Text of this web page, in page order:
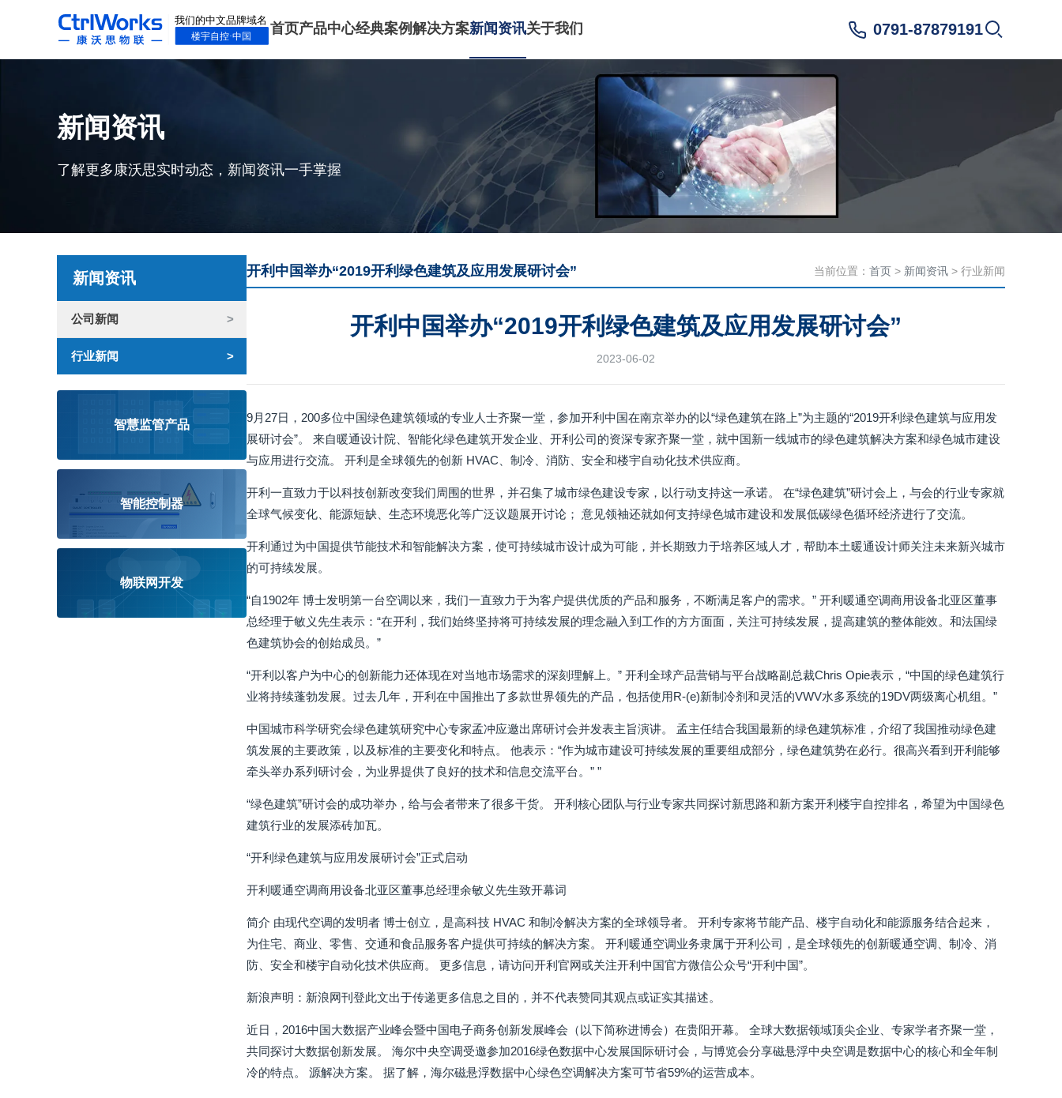
首页产品中心经典案例解决方案新闻资讯关于我们 0791-87879191
新闻资讯
了解更多康沃思实时动态，新闻资讯一手掌握
新闻资讯
公司新闻
行业新闻
智慧监管产品
智能控制器
物联网开发
开利中国举办“2019开利绿色建筑及应用发展研讨会” 当前位置： 首页 > 新闻资讯 > 行业新闻
开利中国举办“2019开利绿色建筑及应用发展研讨会”
2023-06-02
9月27日，200多位中国绿色建筑领域的专业人士齐聚一堂，参加开利中国在南京举办的以“绿色建筑在路上”为主题的“2019开利绿色建筑与应用发
展研讨会”。 来自暖通设计院、智能化绿色建筑开发企业、开利公司的资深专家齐聚一堂，就中国新一线城市的绿色建筑解决方案和绿色城市建设
与应用进行交流。 开利是全球领先的创新 HVAC、制冷、消防、安全和楼宇自动化技术供应商。
开利一直致力于以科技创新改变我们周围的世界，并召集了城市绿色建设专家，以行动支持这一承诺。 在“绿色建筑”研讨会上，与会的行业专家就
全球气候变化、能源短缺、生态环境恶化等广泛议题展开讨论； 意见领袖还就如何支持绿色城市建设和发展低碳绿色循环经济进行了交流。
开利通过为中国提供节能技术和智能解决方案，使可持续城市设计成为可能，并长期致力于培养区域人才，帮助本土暖通设计师关注未来新兴城市
的可持续发展。
“自1902年 博士发明第一台空调以来，我们一直致力于为客户提供优质的产品和服务，不断满足客户的需求。” 开利暖通空调商用设备北亚区董事
总经理于敏义先生表示：“在开利，我们始终坚持将可持续发展的理念融入到工作的方方面面，关注可持续发展，提高建筑的整体能效。和法国绿
色建筑协会的创始成员。”
“开利以客户为中心的创新能力还体现在对当地市场需求的深刻理解上。” 开利全球产品营销与平台战略副总裁Chris Opie表示，“中国的绿色建筑行
业将持续蓬勃发展。过去几年，开利在中国推出了多款世界领先的产品，包括使用R-(e)新制冷剂和灵活的VWV水多系统的19DV两级离心机组。”
中国城市科学研究会绿色建筑研究中心专家孟冲应邀出席研讨会并发表主旨演讲。 孟主任结合我国最新的绿色建筑标准，介绍了我国推动绿色建
筑发展的主要政策，以及标准的主要变化和特点。 他表示：“作为城市建设可持续发展的重要组成部分，绿色建筑势在必行。很高兴看到开利能够
牵头举办系列研讨会，为业界提供了良好的技术和信息交流平台。” ”
“绿色建筑”研讨会的成功举办，给与会者带来了很多干货。 开利核心团队与行业专家共同探讨新思路和新方案开利楼宇自控排名，希望为中国绿色
建筑行业的发展添砖加瓦。
“开利绿色建筑与应用发展研讨会”正式启动
开利暖通空调商用设备北亚区董事总经理余敏义先生致开幕词
简介 由现代空调的发明者 博士创立，是高科技 HVAC 和制冷解决方案的全球领导者。 开利专家将节能产品、楼宇自动化和能源服务结合起来，
为住宅、商业、零售、交通和食品服务客户提供可持续的解决方案。 开利暖通空调业务隶属于开利公司，是全球领先的创新暖通空调、制冷、消
防、安全和楼宇自动化技术供应商。 更多信息，请访问开利官网或关注开利中国官方微信公众号“开利中国”。
新浪声明：新浪网刊登此文出于传递更多信息之目的，并不代表赞同其观点或证实其描述。
近日，2016中国大数据产业峰会暨中国电子商务创新发展峰会（以下简称进博会）在贵阳开幕。 全球大数据领域顶尖企业、专家学者齐聚一堂，
共同探讨大数据创新发展。 海尔中央空调受邀参加2016绿色数据中心发展国际研讨会，与博览会分享磁悬浮中央空调是数据中心的核心和全年制
冷的特点。 源解决方案。 据了解，海尔磁悬浮数据中心绿色空调解决方案可节省59%的运营成本。